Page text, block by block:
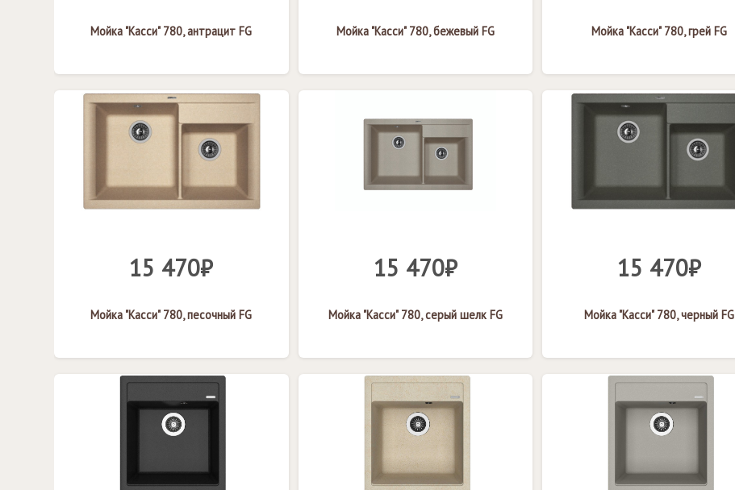
Мойка "Касси" 780, антрацит FG Мойка "Касси" 780, бежевый FG Мойка "Касси" 780, грей FG
15 470₽
Мойка "Касси" 780, песочный FG
15 470₽
Мойка "Касси" 780, серый шелк FG
15 470₽
Мойка "Касси" 780, черный FG